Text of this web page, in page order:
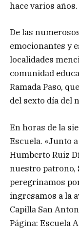
hace varios años.
De las
emocionantes y
localidades
comunidad
Ramada Paso,
del sexto día del
En horas de la
Escuela. «Junto
Humberto Ruiz
nuestro patrono,
peregrinamos
ingresamos a la
Capilla San
Página: Escuela